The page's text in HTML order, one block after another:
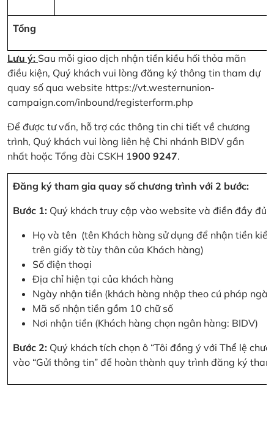
Tổng
Lưu ý: Sau mỗi giao dịch nhận tiền kiều hối thỏa mãn
điều kiện, Quý khách vui lòng đăng ký thông tin tham dự
quay số qua website https://vt.westernunion-
campaign.com/inbound/registerform.php
Để được tư vấn, hỗ trợ các thông tin chi tiết về chương
trình, Quý khách vui lòng liên hệ Chi nhánh BIDV gần
nhất hoặc Tổng đài CSKH 1900 9247.
Đăng ký tham gia quay số chương trình với 2 bước:
Bước 1: Quý khách truy cập vào website và điền đầy đủ
Họ và tên (tên Khách hàng sử dụng để nhận tiền
trên giấy tờ tùy thân của Khách hàng)
Số điện thoại
Địa chỉ hiện tại của khách hàng
Ngày nhận tiền (khách hàng nhập theo cú pháp
Mã số nhận tiền gồm 10 chữ số
Nơi nhận tiền (Khách hàng chọn ngân hàng: BIDV)
Bước 2: Quý khách tích chọn ô “Tôi đồng ý với Thể lệ
vào “Gửi thông tin” để hoàn thành quy trình đăng ký